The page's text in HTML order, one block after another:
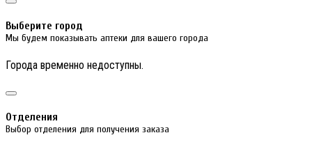
Выберите город
Мы будем показывать аптеки для вашего города
Города временно недоступны.
Отделения
Выбор отделения для получения заказа